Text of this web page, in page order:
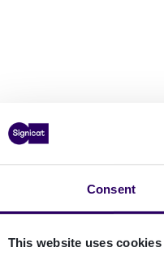
Consent
This website uses cookies